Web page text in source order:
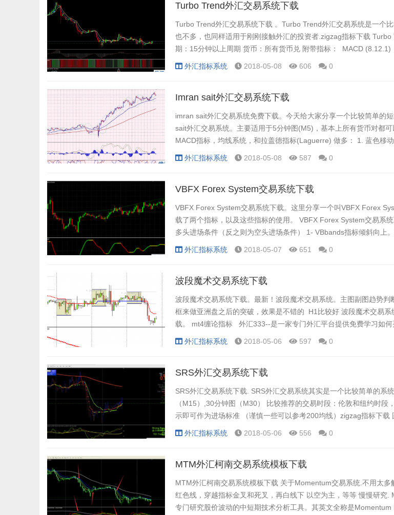
Turbo Trend外汇交易系统下载
Turbo Trend外汇交易系统下载 。Turbo Trend外汇交易系统是一个
也不多，也同样适用于刚刚接触外汇的投资者.zigzag指标下载
期：15分钟以上周期 货币：所有货币兑 附带指标： MACD
交叉信号（8.5） FlatTre...
外汇指标系统 2018-05-08 606 0
Imran sait外汇交易系统下载
imran sait外汇交易系统免费下载。今天给大家分享一个比较简单的
sait外汇交易系统。主要适用于5分钟图(M5)，基本上所有货币对都可
MACD指标，均线系统，和拉盖德指标(Laguerre) 做多： 1. 蓝色移
现金叉 3. 拉盖德指标(Laguerre)在底部上穿0.15水平位 做空： 1. 蓝
外汇指标系统 2018-05-08 587 0
VBFX Forex System交易系统下载
VBFX Forex System交易系统下载。这里分享一个叫VBFX Forex
载了两个指标，以及这些指标的使用。 VBFX Forex System交易系
多头进场条件（反之则为空头进场条件） 1- VBbands指标倾斜向上
时 3- VBtimer指标成为绿色，这是一个多头信号。 4-当Renko蜡烛线
外汇指标系统 2018-05-07 651 0
波段魔术交易系统下载
波段魔术交易系统下载。最新！波段魔术交易系统。主图副图趋势
框来做亚洲盘之后的突破，效果是不错的 H1比较好 波段魔术交易
载。 mt4缠论指标 外汇333--是一家专门外汇平台提供免费学习如
汇账户开户，外汇经纪商、外汇剥头皮、外汇赠金活动，外汇MT4交
外汇指标系统 2018-05-06 597 0
SRS外汇交易系统下载
SRS外汇交易系统下载. SRS外汇交易系统其实是一个比较简单的系
（M15）,30分钟图（M30） 比较推荐的交易时段：伦敦和纽约时段
示即可作为进场标准 （谨慎一些可以参考200均线）zigzag指标下载
阻力 强烈建议竹线图，收线在此指标上只做多，反之只做空 出场规
外汇指标系统 2018-05-06 556 0
MTM外汇柯南交易系统模板下载
MTM外汇柯南交易系统模板下载 关于Momentum交易系统.不用太
红色线，穿越指标金叉和死叉，再白线下 以空为主，等等 慢慢研究.
专门研究股价波动的中短期技术分析工具。其英文全称是